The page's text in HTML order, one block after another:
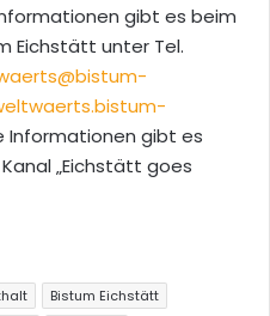
gibt es beim
Eichstätt unter Tel.
Informationen gibt es
„Eichstätt goes
Bistum Eichstätt